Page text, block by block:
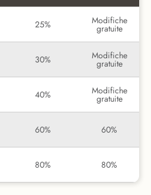
25% Modifiche
gratuite
30% Modifiche
gratuite
40% Modifiche
gratuite
60% 60%
80% 80%